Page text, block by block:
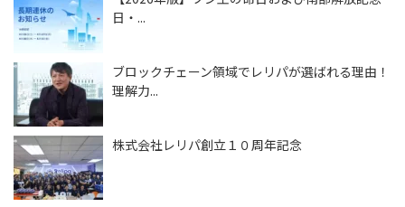
日・...
ブロックチェーン領域でレリパが選ばれる理由！
理解力...
株式会社レリパ創立１０周年記念